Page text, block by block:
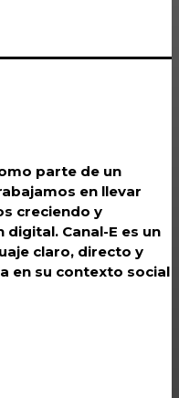
parte de un
en llevar
creciendo y
Canal-E es un
claro, directo y
en su contexto social